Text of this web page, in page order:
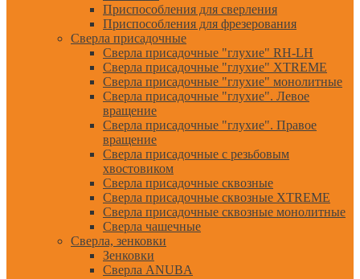
Приспособления для сверления
Приспособления для фрезерования
Сверла присадочные
Сверла присадочные "глухие" RH-LH
Сверла присадочные "глухие" XTREME
Сверла присадочные "глухие" монолитные
Сверла присадочные "глухие". Левое
вращение
Сверла присадочные "глухие". Правое
вращение
Сверла присадочные с резьбовым
хвостовиком
Сверла присадочные сквозные
Сверла присадочные сквозные XTREME
Сверла присадочные сквозные монолитные
Сверла чашечные
Сверла, зенковки
Зенковки
Сверла ANUBA